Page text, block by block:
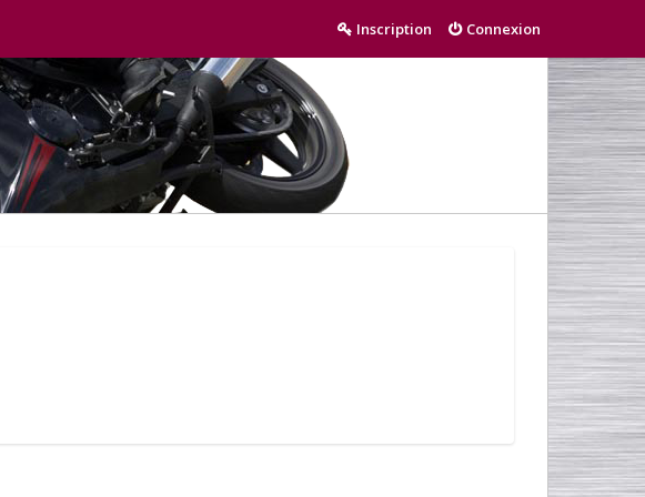
Connexion
Inscription